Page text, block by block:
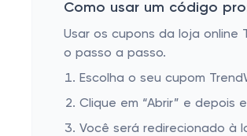
Como usar um código
Usar os cupons da loja online
o passo a passo.
Escolha o seu cupom
Clique em “Abrir” e depois
Você será redirecionado à